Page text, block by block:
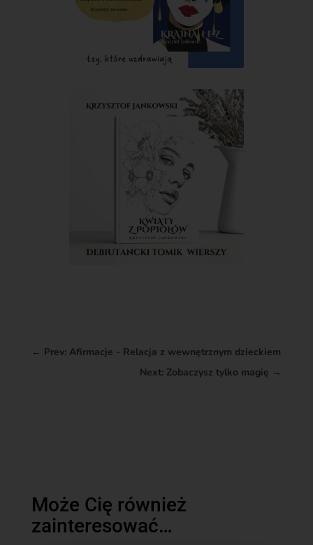
← Prev: Afirmacje - Relacja z wewnętrznym dzieckiem
Next: Zobaczysz tylko magię →
Może Cię również
zainteresować…